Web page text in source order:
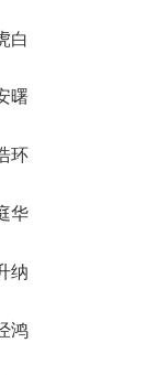
白
曙
环
华
纳
鸿